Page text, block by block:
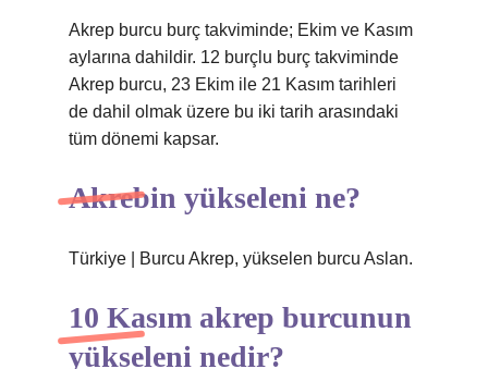
Akrep burcu burç takviminde; Ekim ve Kasım
aylarına dahildir. 12 burçlu burç takviminde
Akrep burcu, 23 Ekim ile 21 Kasım tarihleri ​​
de dahil olmak üzere bu iki tarih arasındaki
tüm dönemi kapsar.
Akrebin yükseleni ne?
Türkiye | Burcu Akrep, yükselen burcu Aslan.
10 Kasım akrep burcunun
yükseleni nedir?